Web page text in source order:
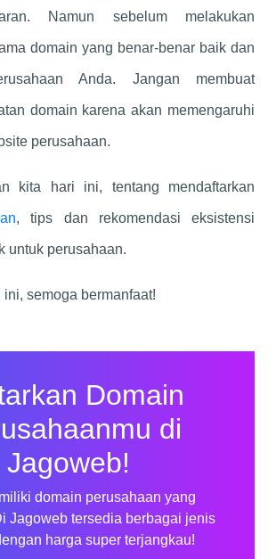
Namun sebelum melakukan
domain yang benar-benar baik dan
Anda. Jangan membuat
domain karena akan memengaruhi
perusahaan.
kita hari ini, tentang mendaftarkan
, tips dan rekomendasi eksistensi
untuk perusahaan.
semoga bermanfaat!
Domain
di
Jagoweb!
domain perusahaan yang
Jagoweb tersedia berbagai jenis
harga super terjangkau!
hosting/domain